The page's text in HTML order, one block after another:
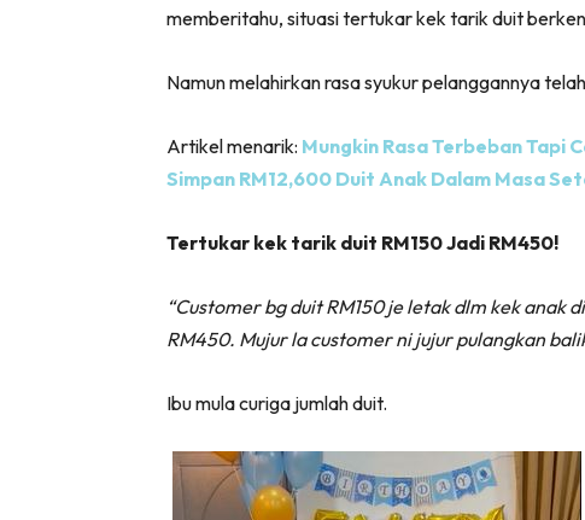
memberitahu, situasi tertukar kek tarik duit
Namun melahirkan rasa syukur pelanggannya
Artikel menarik: Mungkin Rasa Terbeban Tapi
Simpan RM12,600 Duit Anak Dalam Masa
Tertukar kek tarik duit RM150 Jadi RM450!
“Customer bg duit RM150 je letak dlm kek
RM450. Mujur la customer ni jujur pulangkan
Ibu mula curiga jumlah duit.